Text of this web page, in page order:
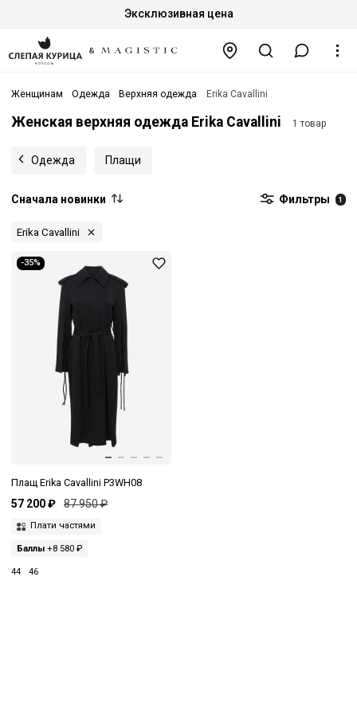
Эксклюзивная цена
Женщинам Одежда Верхняя одежда Erika Cavallini
Женская верхняя одежда Erika Cavallini 1 товар
Одежда Плащи
Сначала новинки Фильтры 1
Erika Cavallini
-35%
Плащ Erika Cavallini P3WH08
57 200 ₽ 87 950 ₽
Плати частями
Баллы +8 580 ₽
44 46